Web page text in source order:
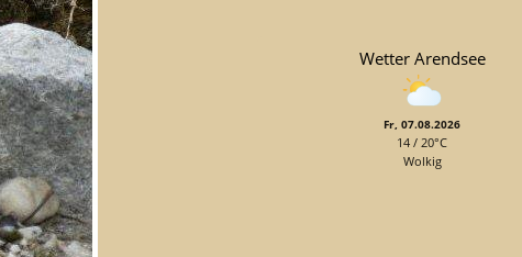
Wetter Arendsee
Fr, 07.08.2026
14 / 20°C
Wolkig